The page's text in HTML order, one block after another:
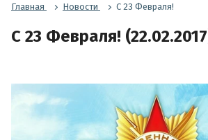
Главная Новости С 23 Февраля!
С 23 Февраля!